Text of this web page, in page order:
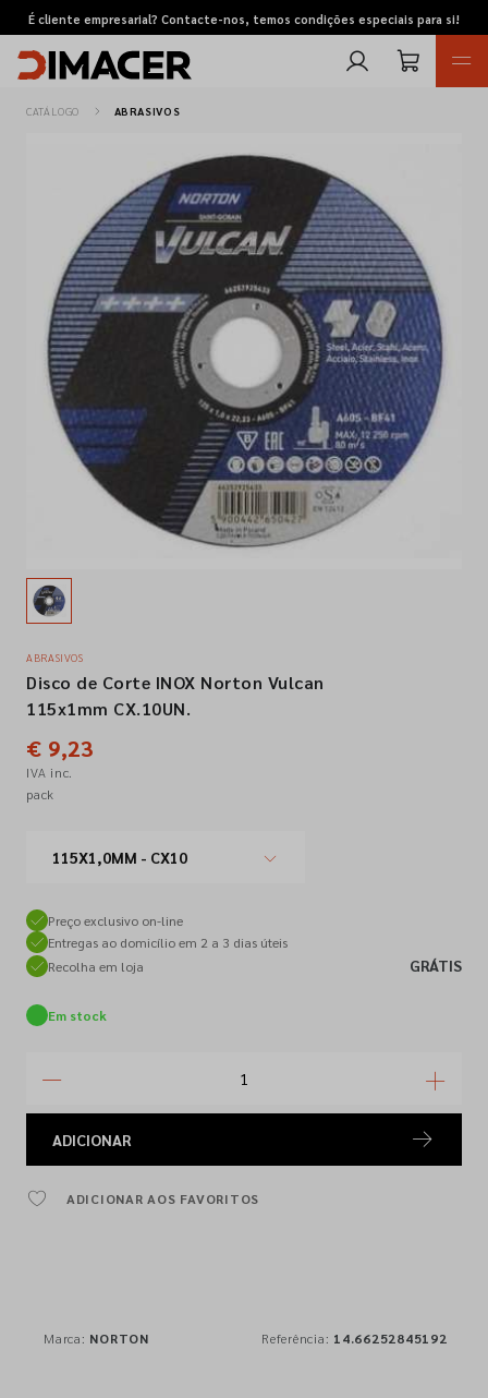
É cliente empresarial? Contacte-nos, temos condições especiais para si!
Retomas
Pedidos de cotação
Marcas
Favoritos
Contactos
Siga-nos nas redes sociais
CATÁLOGO ABRASIVOS
ABRASIVOS
Disco de Corte INOX Norton Vulcan
115x1mm CX.10UN.
€ 9,23
IVA inc.
pack
115X1,0MM - CX10
Preço exclusivo on-line
Entregas ao domicílio em 2 a 3 dias úteis
Recolha em loja
GRÁTIS
Em stock
ADICIONAR
ADICIONAR AOS FAVORITOS
Marca: NORTON Referência: 14.66252845192